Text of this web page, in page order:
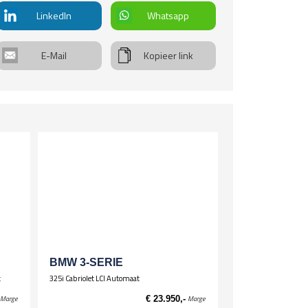
in kleur van carrosserie
verstelbare spiegels
verstelbare spiegels, verwarmd
LinkedIn Whatsapp
E-Mail Kopieer link
Marge
BMW 3-SERIE
325i Cabriolet LCI Automaat
€ 23.950,- Marge